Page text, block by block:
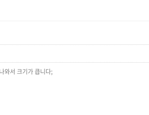
와서 크기가 큽니다;